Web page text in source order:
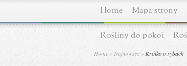
Home Mapa strony
Rośliny do pokoi
Home » Najnowsze » Krótko o rybach